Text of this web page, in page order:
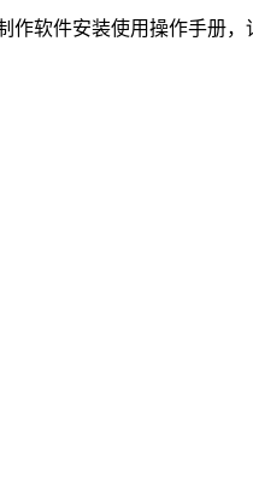
作软件安装使用操作手册，